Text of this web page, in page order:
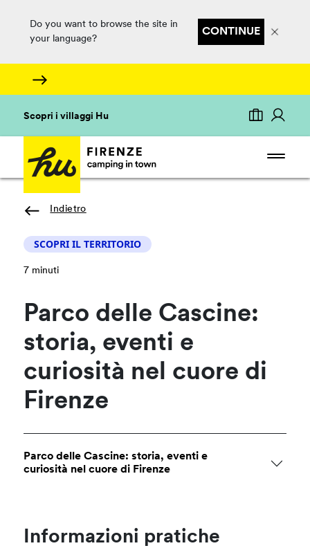
Do you want to browse the site in
your language?
CONTINUE
Scopri i villaggi Hu
Indietro
SCOPRI IL TERRITORIO
7 minuti
Parco delle Cascine:
storia, eventi e
curiosità nel cuore di
Firenze
Parco delle Cascine: storia, eventi e
curiosità nel cuore di Firenze
Informazioni pratiche